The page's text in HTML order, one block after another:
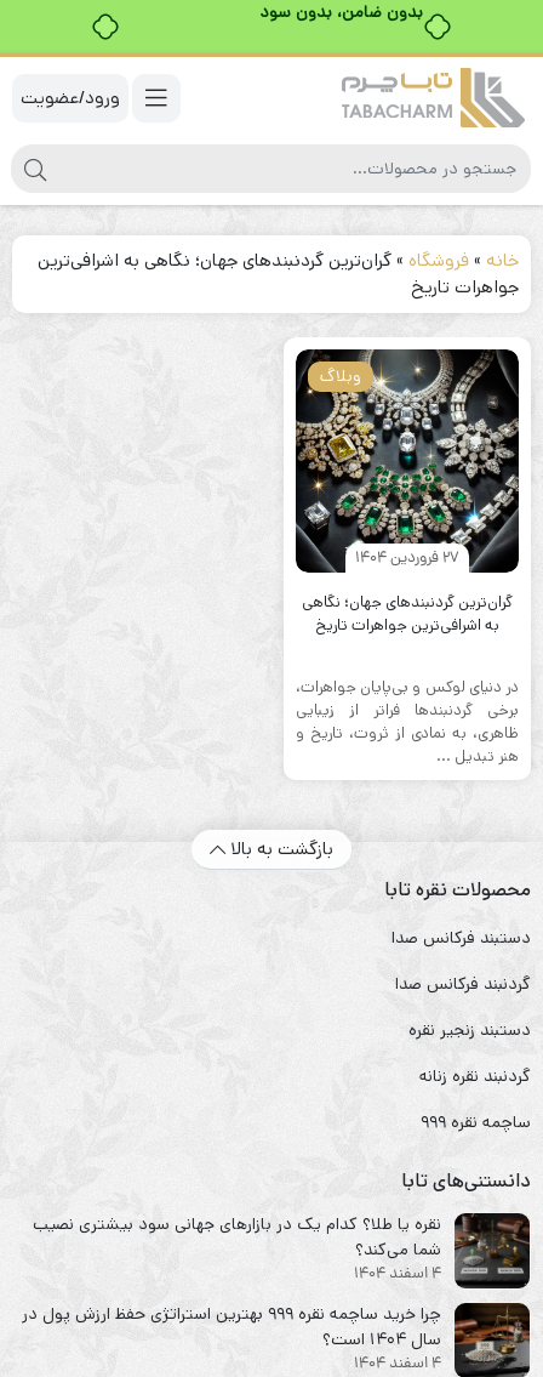
بدون ضامن، بدون سود
ورود/عضویت
خانه »فروشگاه »گران‌ترین گردنبندهای جهان؛ نگاهی به اشرافی‌ترین
جواهرات تاریخ
وبلاگ
27 فروردین 1404
گران‌ترین گردنبندهای جهان؛ نگاهی
به اشرافی‌ترین جواهرات تاریخ
در دنیای لوکس و بی‌پایان جواهرات،
برخی گردنبندها فراتر از زیبایی
ظاهری، به نمادی از ثروت، تاریخ و
هنر تبدیل ...
بازگشت به بالا
محصولات نقره تابا
دستبند فرکانس صدا
گردنبند فرکانس صدا
دستبند زنجیر نقره
گردنبند نقره زنانه
ساچمه نقره ۹۹۹
دانستنی‌های تابا
نقره یا طلا؟ کدام یک در بازارهای جهانی سود بیشتری نصیب
شما می‌کند؟
4 اسفند 1404
چرا خرید ساچمه نقره ۹۹۹ بهترین استراتژی حفظ ارزش پول در
سال ۱۴۰۴ است؟
4 اسفند 1404